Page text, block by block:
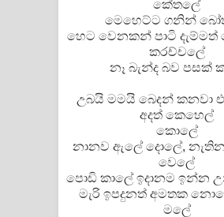
කේතලේ
මෙහෙට්ට ගනින්
හෙට වෙනකන් පාටි දැම්මත්
කරච්චලේ
නෑ බැන්ද බව පසක්
උබයි මමයි බෙදන් කනවා
අදත් කෙහෙල්
කොලේ
නානව ඇලේ දොලේ,
වෙලේ
පොඩි කාලේ ඉදානම ඉන්න
මැරි ඉපදුනත් අමතක
මලේ